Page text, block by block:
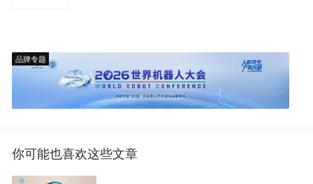
品牌专题
你可能也喜欢这些文章